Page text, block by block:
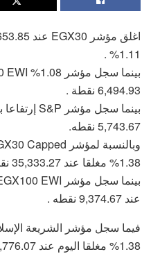
1.11% .
6,494.93 نقطة .
5,743.67 نقطه.
1.38% مغلقا عند 35,333.27 نقطه.
عند 9,374.67 نقطه .
1.38% مغلقا اليوم عند 2,776.07 نقطة.